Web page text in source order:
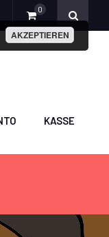
0
KASSE
AKZEPTIEREN